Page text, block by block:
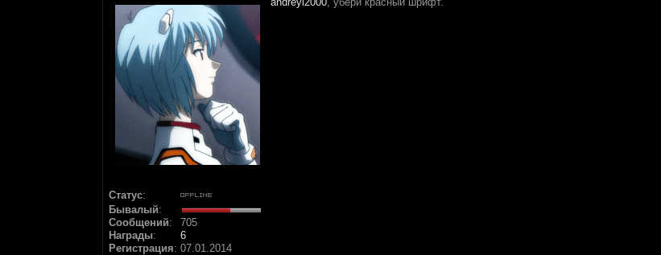
Статус:
Бывалый:
Сообщений:
705
Награды:
6
Регистрация: 07.01.2014